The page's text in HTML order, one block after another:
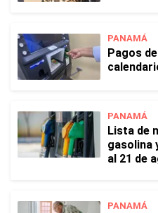
PANAMÁ
Pagos
PANAMÁ
Lista de
gasolina
al 21 de
PANAMÁ